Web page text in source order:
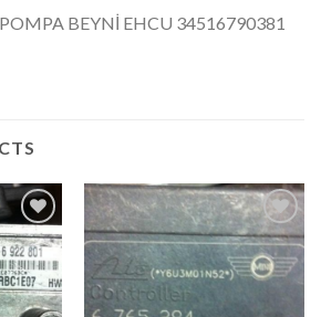
BEYNİ EHCU 34516790381
İstek
Listeme
Ekle
İstek